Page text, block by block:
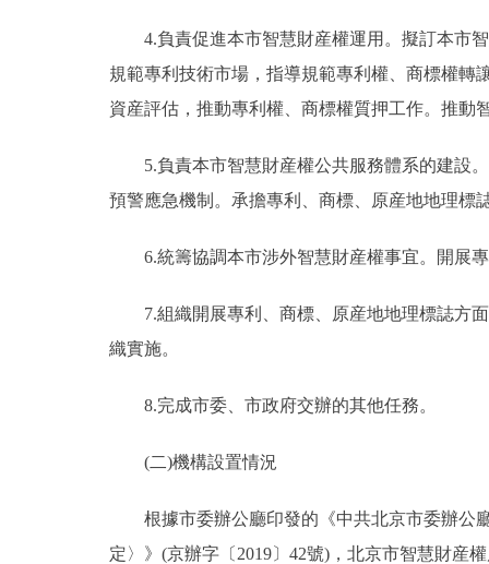
4.負責促進本市智慧財産權運用。擬訂本市智
規範專利技術市場，指導規範專利權、商標權轉
資産評估，推動專利權、商標權質押工作。推動
5.負責本市智慧財産權公共服務體系的建設。
預警應急機制。承擔專利、商標、原産地地理標
6.統籌協調本市涉外智慧財産權事宜。開展專
7.組織開展專利、商標、原産地地理標誌方面
織實施。
8.完成市委、市政府交辦的其他任務。
(二)機構設置情況
根據市委辦公廳印發的《中共北京市委辦公廳
定〉》(京辦字〔2019〕42號)，北京市智慧財産